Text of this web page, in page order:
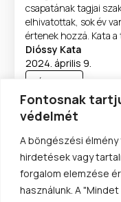
Fontosnak
védelmét
A böngészési
hirdetések vagy
forgalom elemzése
használunk. A
csapatának tagjai
elhivatottak, sok év
értenek hozzá. Kata
dolgoztál előtte,
pályafutásom
Budapesten. A
Dióssy Kata
2024. április 9.
Érdekel